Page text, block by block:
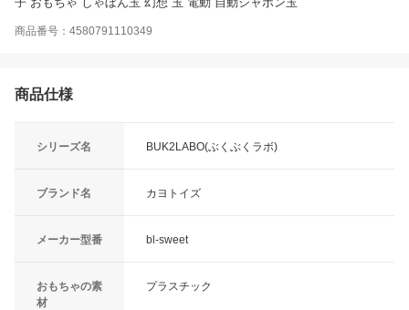
商品番号：4580791110349
商品仕様
シリーズ名 BUK2LABO(ぶくぶくラボ)
ブランド名 カヨトイズ
メーカー型番 bl-sweet
おもちゃの素
材
プラスチック